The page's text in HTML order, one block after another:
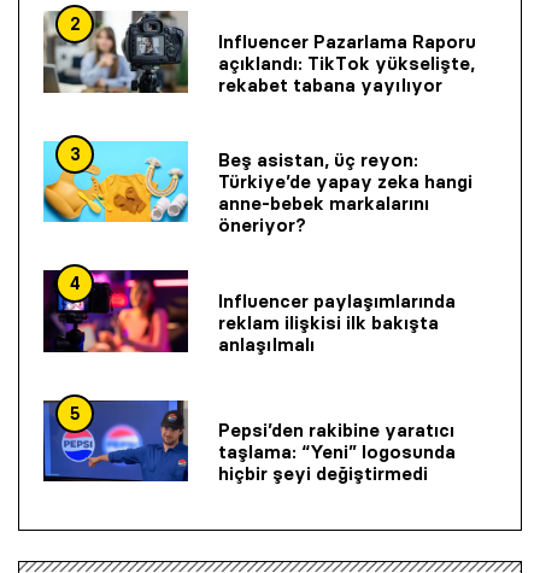
2
Influencer Pazarlama Raporu
açıklandı: TikTok yükselişte,
rekabet tabana yayılıyor
3
Beş asistan, üç reyon:
Türkiye’de yapay zeka hangi
anne-bebek markalarını
öneriyor?
4
Influencer paylaşımlarında
reklam ilişkisi ilk bakışta
anlaşılmalı
5
Pepsi’den rakibine yaratıcı
taşlama: “Yeni” logosunda
hiçbir şeyi değiştirmedi